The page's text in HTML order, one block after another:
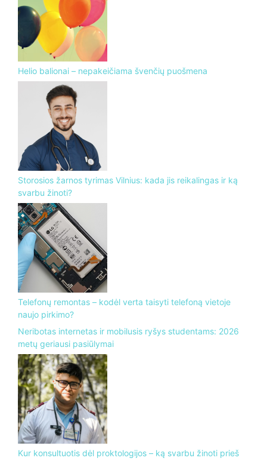
Helio balionai – nepakeičiama švenčių puošmena
Storosios žarnos tyrimas Vilnius: kada jis reikalingas ir ką
svarbu žinoti?
Telefonų remontas – kodėl verta taisyti telefoną vietoje
naujo pirkimo?
Neribotas internetas ir mobilusis ryšys studentams: 2026
metų geriausi pasiūlymai
Kur konsultuotis dėl proktologijos – ką svarbu žinoti prieš